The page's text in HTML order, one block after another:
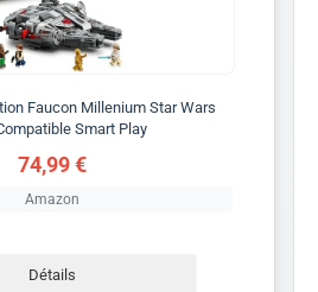
Faucon Millenium Star Wars
Smart Play
74,99 €
Amazon
Détails